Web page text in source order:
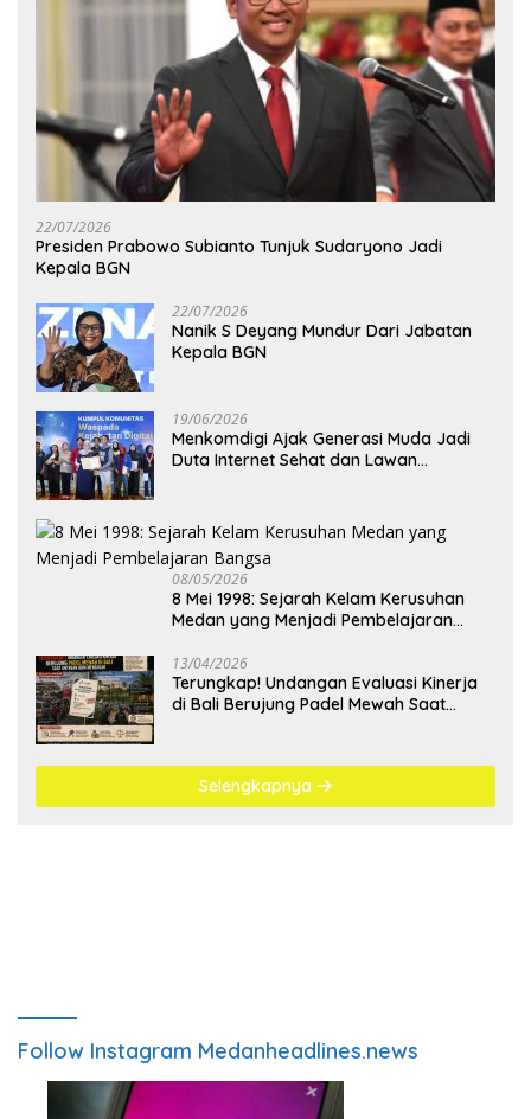
22/07/2026
Presiden Prabowo Subianto Tunjuk Sudaryono Jadi
Kepala BGN
22/07/2026
Nanik S Deyang Mundur Dari Jabatan
Kepala BGN
19/06/2026
Menkomdigi Ajak Generasi Muda Jadi
Duta Internet Sehat dan Lawan
08/05/2026
8 Mei 1998: Sejarah Kelam Kerusuhan
Medan yang Menjadi Pembelajaran
13/04/2026
Terungkap! Undangan Evaluasi Kinerja
di Bali Berujung Padel Mewah Saat
Selengkapnya
Follow Instagram Medanheadlines.news